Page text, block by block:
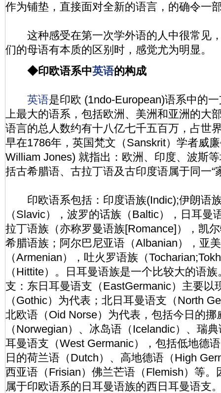
作为铺垫，直接面对全新的语言，的确令一
这种感受在第一次学外语的人中很常见
们的母语有本质的区别时，感觉尤为明显。
◆印欧语系中英语的构成
英语是印欧 (1ndo-European)语系中的
上最大的语系，包括欧洲、美洲和亚洲的大
语言的总人数约有十八亿七千五百万，占世
早在1786年，英国梵文（Sanskrit）学者威
William Jones) 就指出：欧洲、印度、波斯
括古希腊语、古拉丁语及古印度语属于同一“
印欧语系包括：印度语族(Indic);伊朗语
（Slavic），波罗的话族（Baltic），日耳曼
拉丁语族（亦称罗曼语族[Romance]），凯
希腊语族；阿尔巴尼亚语（Albanian），亚
（Armenian），吐火罗语族（
（Hittite）。日耳曼语族是一个比较大的语
支：东日耳曼语支（EastGermanic）主要以
（Gothic）为代表；北日耳曼语支（North
北欧语（Oid Norse）为代表，包括今日的挪
（Norwegian）、冰岛语（Icelandic）、瑞
耳曼语支（West Germanic），包括低地德
日的荷兰语（Dutch）、高地德语（High
西亚语（Frisian）佛兰芒语（Flemish）等。
属于印欧语系的日耳曼语族的西日耳曼语支